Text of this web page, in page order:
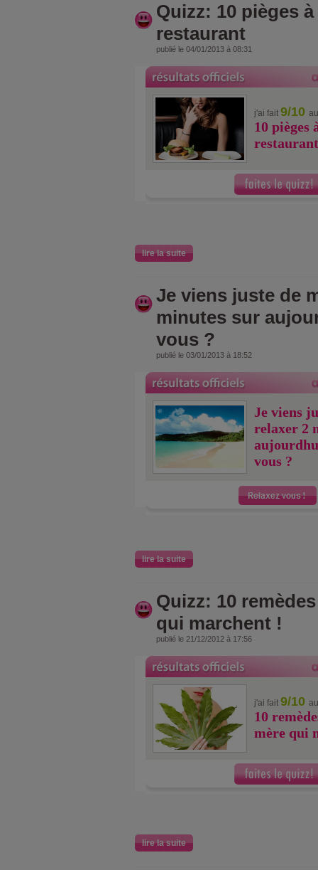
Quizz: 10 pièges
restaurant
publié le 04/01/2013 à 08:31
j'ai fait 9/10
10 pièges
restaurant
lire la suite
Je viens juste de
minutes sur
vous ?
publié le 03/01/2013 à 18:52
Je viens
relaxer 2
vous ?
lire la suite
Quizz: 10
qui marchent !
publié le 21/12/2012 à 17:56
j'ai fait 9/10
10
mère qui
lire la suite